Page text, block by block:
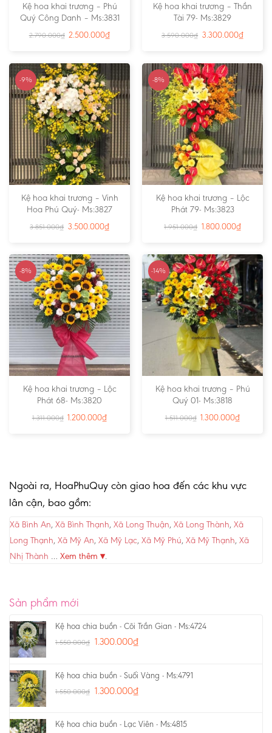
Kệ hoa khai trương – Phú
Quý Công Danh – Ms:3831
2.790.000₫ 2.500.000₫
Kệ hoa khai trương – Thần
Tài 79- Ms:3829
3.590.000₫ 3.300.000₫
-9%
Kệ hoa khai trương – Vinh
Hoa Phú Quý- Ms:3827
3.851.000₫ 3.500.000₫
-8%
Kệ hoa khai trương – Lộc
Phát 79- Ms:3823
1.951.000₫ 1.800.000₫
-8%
Kệ hoa khai trương – Lộc
Phát 68- Ms:3820
1.311.000₫ 1.200.000₫
-14%
Kệ hoa khai trương – Phú
Quý 01- Ms:3818
1.511.000₫ 1.300.000₫
Ngoài ra, HoaPhuQuy còn giao hoa đến các khu vực
lân cận, bao gồm:
Xã Bình An, Xã Bình Thạnh, Xã Long Thuận, Xã Long Thành, Xã
Long Thạnh, Xã Mỹ An, Xã Mỹ Lạc, Xã Mỹ Phú, Xã Mỹ Thạnh, Xã
Nhị Thành … Xem thêm ▾.
Sản phẩm mới
Kệ hoa chia buồn - Cõi Trần Gian - Ms:4724
1.550.000₫ 1.300.000₫
Kệ hoa chia buồn - Suối Vàng - Ms:4791
1.550.000₫ 1.300.000₫
Kệ hoa chia buồn - Lạc Viên - Ms:4815